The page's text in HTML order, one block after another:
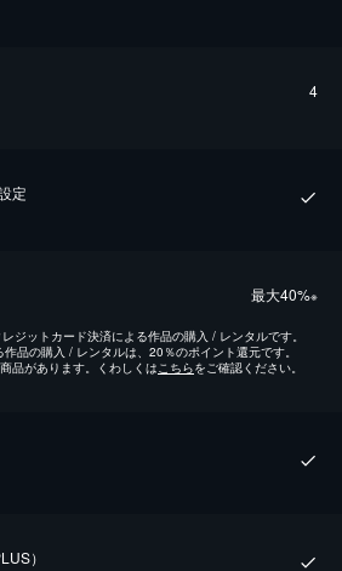
4
定
最⼤40%※
ジットカード決済による作品の購入 / レンタルです。
品の購入 / レンタルは、20％のポイント還元です。
品があります。くわしくは こちらをご確認ください。
）